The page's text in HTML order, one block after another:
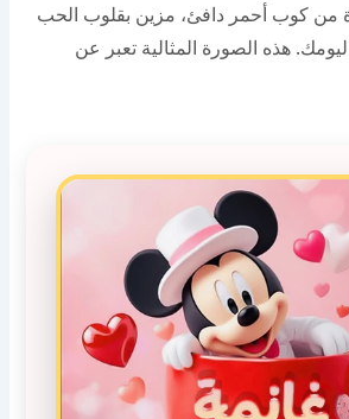
من كوب أحمر دافئ، مزين بقلوب الحب
هذه الصورة المثالية تعبر عن